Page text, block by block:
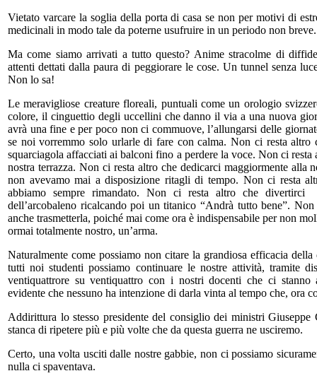
Vietato varcare la soglia della porta di casa se non per motivi di
medicinali in modo tale da poterne usufruire in un periodo non breve.
Ma come siamo arrivati a tutto questo? Anime stracolme di
attenti dettati dalla paura di peggiorare le cose. Un tunnel senza
Non lo sa!
Le meravigliose creature floreali, puntuali come un orologio
colore, il cinguettio degli uccellini che danno il via a una nuova
avrà una fine e per poco non ci commuove, l’allungarsi delle
se noi vorremmo solo urlarle di fare con calma. Non ci resta altro
squarciagola affacciati ai balconi fino a perdere la voce. Non ci
nostra terrazza. Non ci resta altro che dedicarci maggiormente
non avevamo mai a disposizione ritagli di tempo. Non ci resta
abbiamo sempre rimandato. Non ci resta altro che
dell’arcobaleno ricalcando poi un titanico “Andrà tutto bene”.
anche trasmetterla, poiché mai come ora è indispensabile per non
ormai totalmente nostro, un’arma.
Naturalmente come possiamo non citare la grandiosa efficacia
tutti noi studenti possiamo continuare le nostre attività, tramite
ventiquattrore su ventiquattro con i nostri docenti che ci stanno
evidente che nessuno ha intenzione di darla vinta al tempo che, ora
Addirittura lo stesso presidente del consiglio dei ministri Giuseppe
stanca di ripetere più e più volte che da questa guerra ne usciremo.
Certo, una volta usciti dalle nostre gabbie, non ci possiamo
nulla ci spaventava.